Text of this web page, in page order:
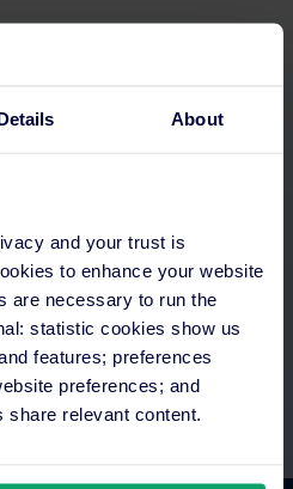
About
and your trust is
to enhance your website
are necessary to run the
statistic cookies show us
features; preferences
preferences; and
relevant content.
al máximo
la que ya dispones.Si necesitas
con equipos de integración y